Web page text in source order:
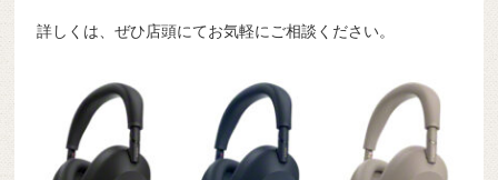
詳しくは、ぜひ店頭にてお気軽にご相談ください。